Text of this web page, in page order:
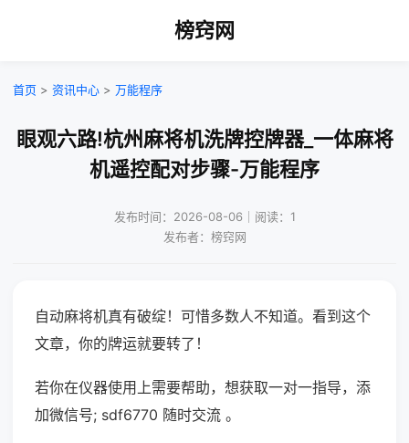
榜窍网
首页 > 资讯中心 > 万能程序
眼观六路!杭州麻将机洗牌控牌器_一体麻将
机遥控配对步骤-万能程序
发布时间：2026-08-06｜阅读：1
发布者：榜窍网
自动麻将机真有破绽！可惜多数人不知道。看到这个
文章，你的牌运就要转了！
若你在仪器使用上需要帮助，想获取一对一指导，添
加微信号; sdf6770 随时交流 。